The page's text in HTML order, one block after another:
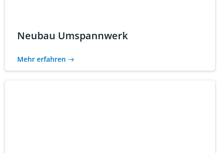
Neubau Umspannwerk
Mehr erfahren